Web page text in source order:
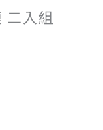
二入組